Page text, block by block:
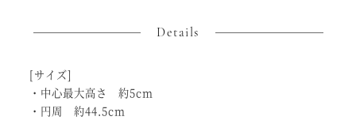
ア
Details
[サイズ]
・中心最大高さ 約5cm
・円周 約44.5cm